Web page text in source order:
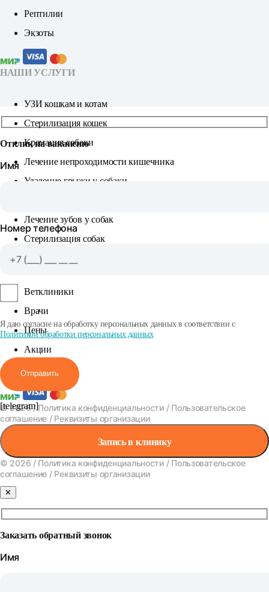
Рептилии
Экзоты
НАШИ УСЛУГИ
УЗИ кошкам и котам
Стерилизация кошек
Кремация собаки
Лечение непроходимости кишечника
Удаление грыжи у собаки
Лечение зубов у собак
Стерилизация собак
КЛИЕНТУ
Ветклиники
Врачи
Цены
Акции
Вакансии
© 2026 /Политика конфиденциальности/ Пользовательское
соглашение / Реквизиты организации
Запись в клинику
© 2026 / Политика конфиденциальности/ Пользовательское
соглашение / Реквизиты организации
Отклик на вакансию
Имя
Номер телефона
Я даю согласие на обработку персональных данных в соответствии с
Политикой обработки персональных данных
Отправить
[telegram]
✕
Заказать обратный звонок
Имя